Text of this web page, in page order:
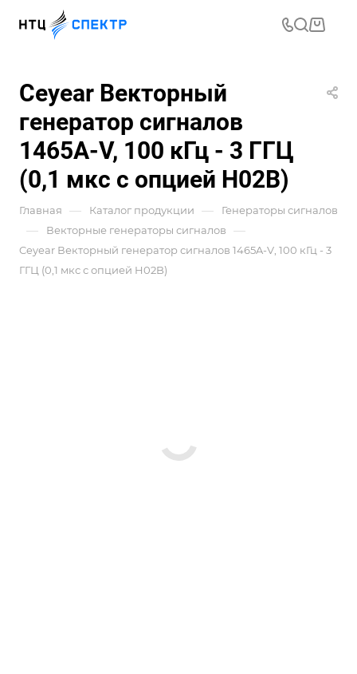
Ceyear Векторный
генератор сигналов
1465A-V, 100 кГц - 3 ГГЦ
(0,1 мкс с опцией H02B)
Главная — Каталог продукции — Генераторы сигналов
— Векторные генераторы сигналов —
Ceyear Векторный генератор сигналов 1465A-V, 100 кГц - 3
ГГЦ (0,1 мкс с опцией H02B)